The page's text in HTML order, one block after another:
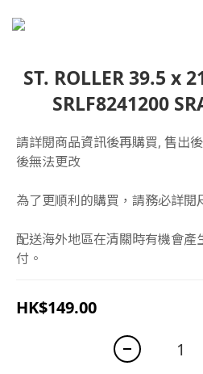
ST. ROLLER 39.5 x
SRLF8241200
請詳閱商品資訊後再購買, 售出
後無法更改
為了更順利的購買，請務必詳閱
配送海外地區在清關時有機會產
付。
HK$149.00